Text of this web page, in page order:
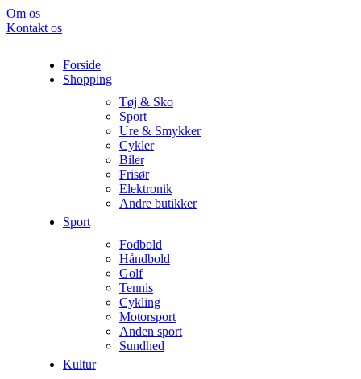
Om os
Kontakt os
Forside
Shopping
Tøj & Sko
Sport
Ure & Smykker
Cykler
Biler
Frisør
Elektronik
Andre butikker
Sport
Fodbold
Håndbold
Golf
Tennis
Cykling
Motorsport
Anden sport
Sundhed
Kultur